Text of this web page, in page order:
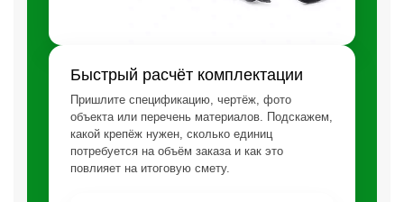
Быстрый расчёт комплектации
Пришлите спецификацию, чертёж, фото
объекта или перечень материалов. Подскажем,
какой крепёж нужен, сколько единиц
потребуется на объём заказа и как это
повлияет на итоговую смету.